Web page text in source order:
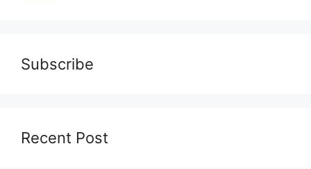
Subscribe
Recent Post